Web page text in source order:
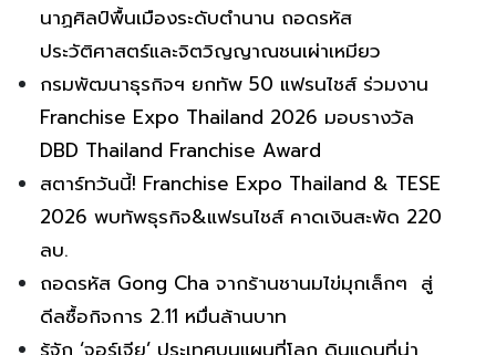
นาฏศิลป์พื้นเมืองระดับตำนาน ถอดรหัส
ประวัติศาสตร์และจิตวิญญาณชนเผ่าเหมียว
กรมพัฒนาธุรกิจฯ ยกทัพ 50 แฟรนไชส์ ร่วมงาน
Franchise Expo Thailand 2026 มอบรางวัล
DBD Thailand Franchise Award
สตาร์ทวันนี้! Franchise Expo Thailand & TESE
2026 พบทัพธุรกิจ&แฟรนไชส์ คาดเงินสะพัด 220
ลบ.
ถอดรหัส Gong Cha จากร้านชานมไข่มุกเล็กๆ สู่
ดีลซื้อกิจการ 2.11 หมื่นล้านบาท
รู้จัก ‘จอร์เจีย’ ประเทศบนแผนที่โลก ดินแดนที่น่า